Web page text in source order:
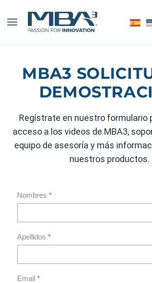
MBA3
Regístrate en nuestro formulario
acceso a los videos de MBA3,
equipo de asesoría y más
nuestros productos.
Nombres *
Apellidos *
Email *